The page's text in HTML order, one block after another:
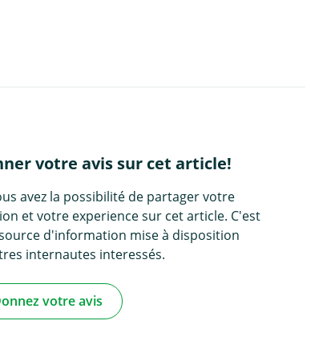
votre avis sur cet article!
avez la possibilité de partager votre
et votre experience sur cet article. C'est
d'information mise à disposition
internautes interessés.
votre avis